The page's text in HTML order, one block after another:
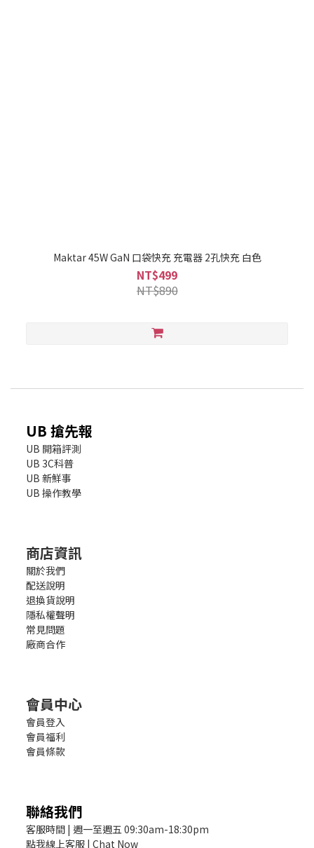
Maktar 45W GaN 口袋快充 充電器 2孔快充 白色
NT$499
NT$890
UB 搶先報
UB 開箱評測
UB 3C科普
UB 新鮮事
UB 操作教學
商店資訊
關於我們
配送說明
退換貨說明
隱私權聲明
常見問題
廠商合作
會員中心
會員登入
會員福利
會員條款
聯絡我們
客服時間 | 週一至週五 09:30am-18:30pm
點我線上客服 | Chat Now